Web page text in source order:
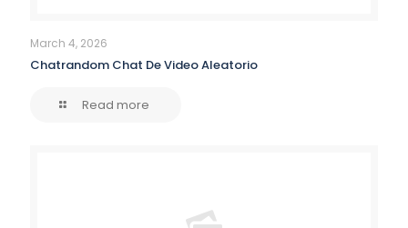
March 4, 2026
Chatrandom Chat De Video Aleatorio
Read more